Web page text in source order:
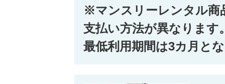
※マンスリーレンタル商
支払い方法が異なります
最低利用期間は3カ月と